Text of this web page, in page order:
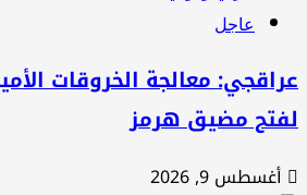
عاجل
معالجة الخروقات
مضيق هرمز
أغسطس 9, 2026